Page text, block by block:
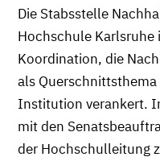
Die Stabsstelle
Hochschule Karlsruhe
Koordination, die
als
Institution verankert.
mit den
der Hochschulleitung